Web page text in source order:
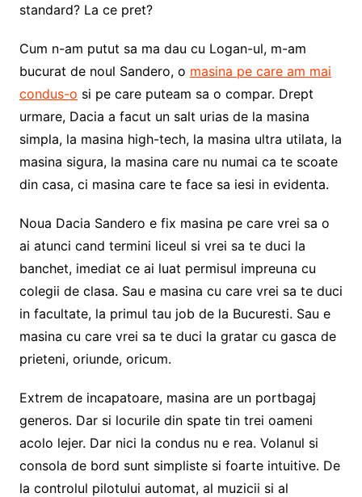
standard? La ce pret?
Cum n-am putut sa ma dau cu Logan-ul, m-am
bucurat de noul Sandero, o masina pe care am mai
condus-o si pe care puteam sa o compar. Drept
urmare, Dacia a facut un salt urias de la masina
simpla, la masina high-tech, la masina ultra utilata, la
masina sigura, la masina care nu numai ca te scoate
din casa, ci masina care te face sa iesi in evidenta.
Noua Dacia Sandero e fix masina pe care vrei sa o
ai atunci cand termini liceul si vrei sa te duci la
banchet, imediat ce ai luat permisul impreuna cu
colegii de clasa. Sau e masina cu care vrei sa te duci
in facultate, la primul tau job de la Bucuresti. Sau e
masina cu care vrei sa te duci la gratar cu gasca de
prieteni, oriunde, oricum.
Extrem de incapatoare, masina are un portbagaj
generos. Dar si locurile din spate tin trei oameni
acolo lejer. Dar nici la condus nu e rea. Volanul si
consola de bord sunt simpliste si foarte intuitive. De
la controlul pilotului automat, al muzicii si al